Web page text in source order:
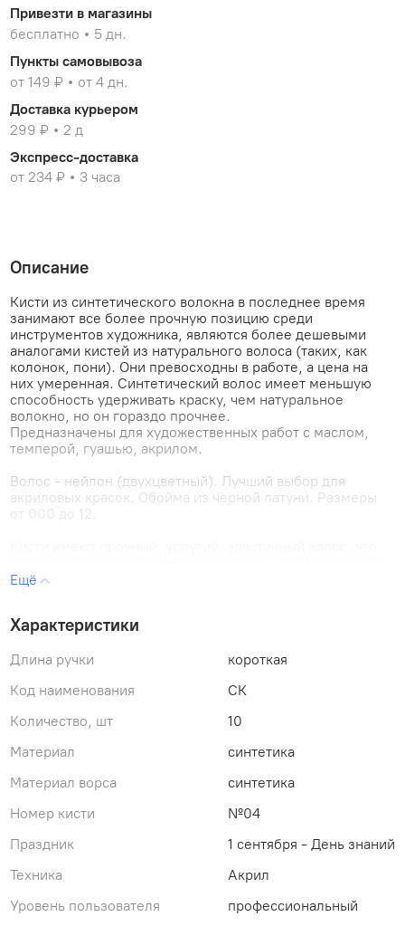
Привезти в магазины
бесплатно
5 дн.
Пункты самовывоза
от 149 ₽
от 4 дн.
Доставка курьером
299 ₽
2 д
Экспресс-доставка
от 234 ₽
3 часа
Описание
Кисти из синтетического волокна в последнее время
занимают все более прочную позицию среди
инструментов художника, являются более дешевыми
аналогами кистей из натурального волоса (таких, как
колонок, пони). Они превосходны в работе, а цена на
них умеренная. Синтетический волос имеет меньшую
способность удерживать краску, чем натуральное
волокно, но он гораздо прочнее.
Предназначены для художественных работ с маслом,
темперой, гуашью, акрилом.
Волос - нейлон (двухцветный). Лучший выбор для
акриловых красок. Обойма из черной латуни. Размеры
от 000 до 12.
нанесению краски.
Длина волоса, выставка - 14 мм
Тип патрона - никелевая цельнотянутая обойма
Характеристики
Длина ручки
короткая
Код наименования
СК
Количество, шт
10
Материал
синтетика
Материал ворса
синтетика
Номер кисти
№04
Праздник
1 сентября - День знаний
Техника
Акрил
Уровень пользователя
профессиональный